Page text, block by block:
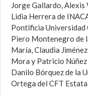
Jorge Gallardo, Alexis
Lidia Herrera de
Pontificia Universidad
Piero Montenegro de
María, Claudia
Mora y Patricio
Danilo Bórquez de la
Ortega del CFT